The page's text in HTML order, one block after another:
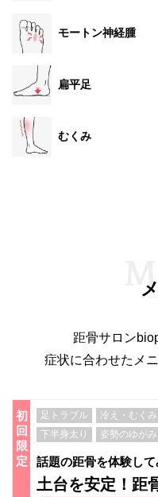
モートン神経腫
扁平足
むくみ
M
距骨サロン
症状に合わせたメ
初
回
限
定
足トラブル
冷え・むくみ
下半身太り
姿勢のゆがみ
話題の距骨を体験し
土台を安定！距